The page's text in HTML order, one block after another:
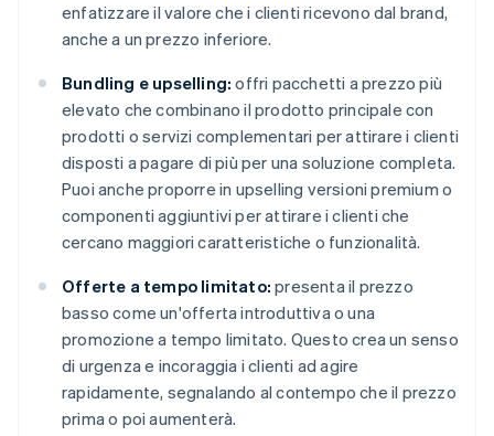
enfatizzare il valore che i clienti ricevono dal brand,
anche a un prezzo inferiore.
Bundling e upselling: offri pacchetti a prezzo più
elevato che combinano il prodotto principale con
prodotti o servizi complementari per attirare i clienti
disposti a pagare di più per una soluzione completa.
Puoi anche proporre in upselling versioni premium o
componenti aggiuntivi per attirare i clienti che
cercano maggiori caratteristiche o funzionalità.
Offerte a tempo limitato: presenta il prezzo
basso come un'offerta introduttiva o una
promozione a tempo limitato. Questo crea un senso
di urgenza e incoraggia i clienti ad agire
rapidamente, segnalando al contempo che il prezzo
prima o poi aumenterà.